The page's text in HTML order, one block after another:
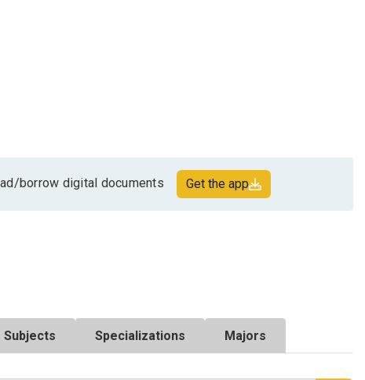
borrow digital documents Get the app
Subjects Specializations Majors